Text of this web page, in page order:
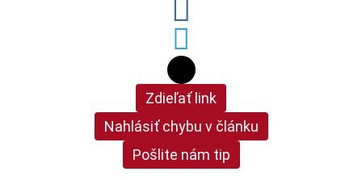
Zdieľať link
Nahlásiť chybu v článku
Pošlite nám tip